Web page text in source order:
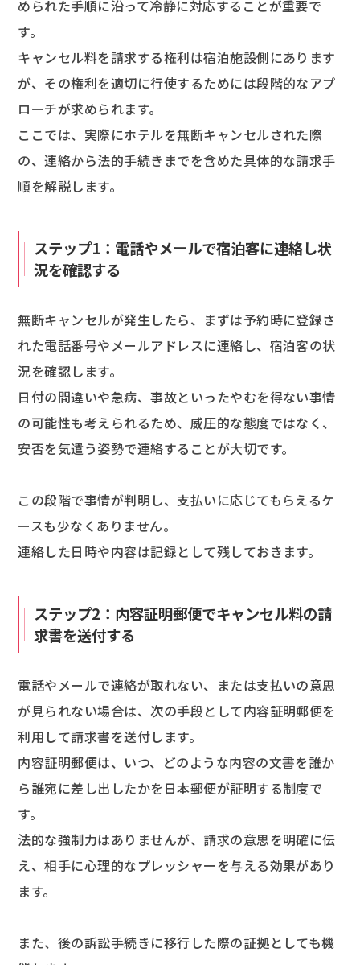
められた手順に沿って冷静に対応することが重要で
す。
キャンセル料を請求する権利は宿泊施設側にあります
が、その権利を適切に行使するためには段階的なアプ
ローチが求められます。
ここでは、実際にホテルを無断キャンセルされた際
の、連絡から法的手続きまでを含めた具体的な請求手
順を解説します。
ステップ1：電話やメールで宿泊客に連絡し状
況を確認する
無断キャンセルが発生したら、まずは予約時に登録さ
れた電話番号やメールアドレスに連絡し、宿泊客の状
況を確認します。
日付の間違いや急病、事故といったやむを得ない事情
の可能性も考えられるため、威圧的な態度ではなく、
安否を気遣う姿勢で連絡することが大切です。
この段階で事情が判明し、支払いに応じてもらえるケ
ースも少なくありません。
連絡した日時や内容は記録として残しておきます。
ステップ2：内容証明郵便でキャンセル料の請
求書を送付する
電話やメールで連絡が取れない、または支払いの意思
が見られない場合は、次の手段として内容証明郵便を
利用して請求書を送付します。
内容証明郵便は、いつ、どのような内容の文書を誰か
ら誰宛に差し出したかを日本郵便が証明する制度で
す。
法的な強制力はありませんが、請求の意思を明確に伝
え、相手に心理的なプレッシャーを与える効果があり
ます。
また、後の訴訟手続きに移行した際の証拠としても機